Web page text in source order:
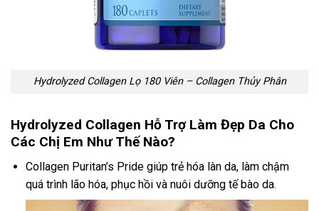
Hydrolyzed Collagen Lọ 180 Viên – Collagen Thủy Phân
Hydrolyzed Collagen Hỗ Trợ Làm Đẹp Da Cho
Các Chị Em Như Thế Nào?
Collagen Puritan’s Pride giúp trẻ hóa làn da, làm chậm
quá trình lão hóa, phục hồi và nuôi dưỡng tế bào da.